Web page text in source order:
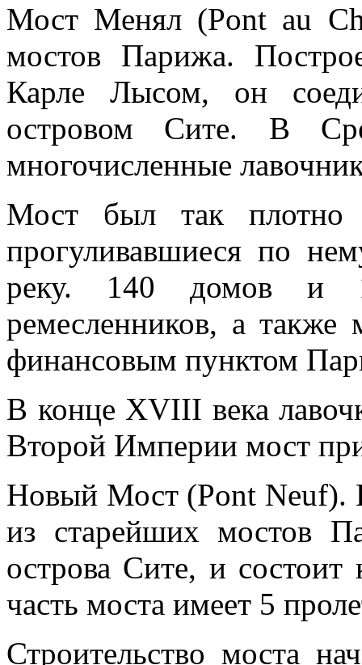
Мост Менял (Pont au
мостов Парижа.
Карле Лысом, он
островом Сите. В
многочисленные
Мост был так плотно
прогуливавшиеся по
реку. 140 домов и
ремесленников, а
финансовым пунктом
В конце XVIII века
Второй Империи мост
Новый Мост (Pont Neuf).
из старейших мостов
острова Сите, и
часть моста имеет 5
Строительство моста